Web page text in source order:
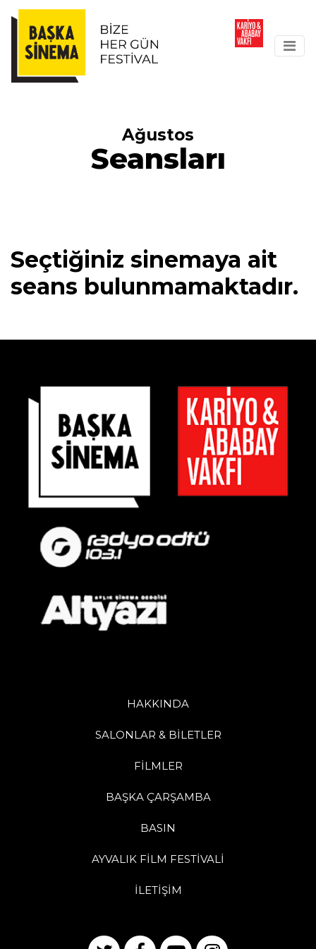
Ağustos
Seansları
Seçtiğiniz sinemaya ait
seans bulunmamaktadır.
HAKKINDA
SALONLAR & BİLETLER
FİLMLER
BAŞKA ÇARŞAMBA
BASIN
AYVALIK FİLM FESTİVALİ
İLETİŞİM